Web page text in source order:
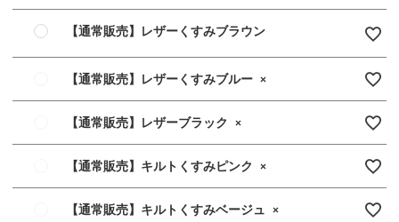
【通常販売】レザーくすみブラウン
【通常販売】レザーくすみブルー ×
【通常販売】レザーブラック ×
【通常販売】キルトくすみピンク ×
【通常販売】キルトくすみベージュ ×